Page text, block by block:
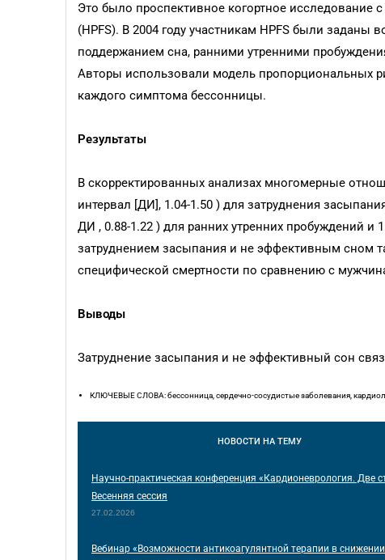
Это было проспективное когортное исследование
(HPFS). В 2004 году участникам HPFS были заданы
поддержанием сна, ранними утренними
Авторы использовали модель пропорциональных
каждого симптома бессонницы.
Результаты
В скорректированных анализах многомерные
интервал [ДИ], 1.04-1.50 ) для затруднения
ДИ , 0.88-1.22 ) для ранних утренних пробуждений
затруднением засыпания и не эффективным сном
специфической смертности по сравнению с
Выводы
Затруднение засыпания и не эффективный сон
КЛЮЧЕВЫЕ СЛОВА: бессонница, сердечно-сосудистые заболевания,
НОВОСТИ НА ТЕМУ
Научно-практическая конференция «Кардионеврология. Две
Весенняя сессия
27.02.2026
Вебинар «Возможности антикоагулянтной терапии в